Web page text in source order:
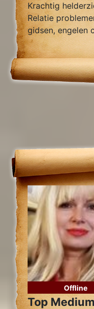
Krachtig
Relatie
gidsen, engelen
Offline
Top